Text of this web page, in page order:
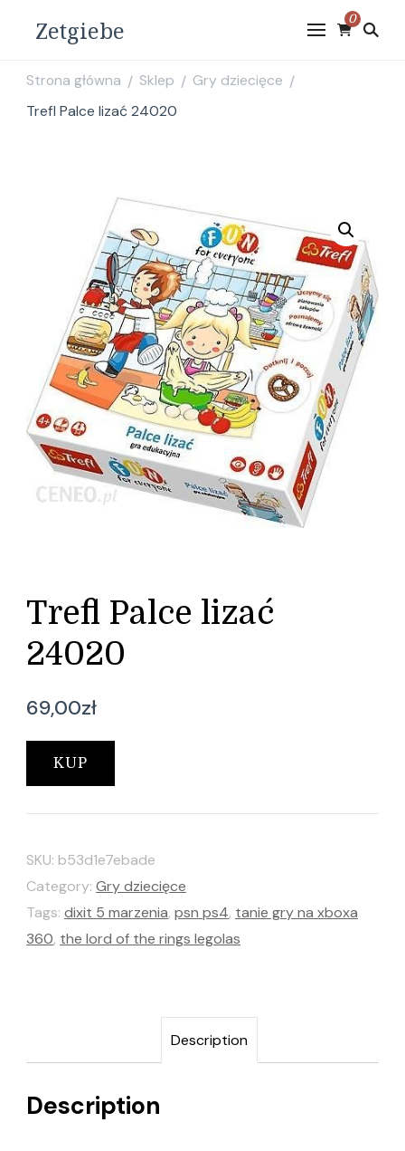
Zetgiebe 0
Strona główna / Sklep / Gry dziecięce /
Trefl Palce lizać 24020
Trefl Palce lizać
24020
69,00zł
KUP
SKU: b53d1e7ebade
Category: Gry dziecięce
Tags: dixit 5 marzenia, psn ps4, tanie gry na xboxa
360, the lord of the rings legolas
Description
Description